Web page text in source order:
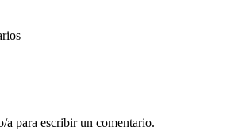
a para escribir un comentario.